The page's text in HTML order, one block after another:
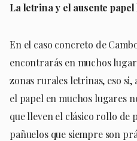
La letrina y el ausente
En el caso concreto de
encontrarás en muchos
zonas rurales letrinas, eso si,
el papel en muchos lugares
que lleven el clásico rollo de
pañuelos que siempre son